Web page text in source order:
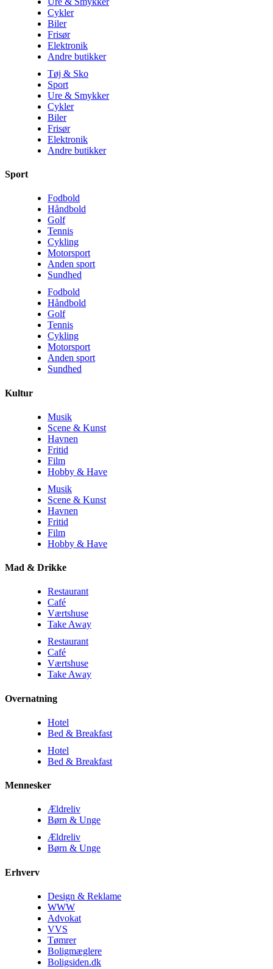
Cykler
Biler
Frisør
Elektronik
Andre butikker
Tøj & Sko
Sport
Ure & Smykker
Cykler
Biler
Frisør
Elektronik
Andre butikker
Sport
Fodbold
Håndbold
Golf
Tennis
Cykling
Motorsport
Anden sport
Sundhed
Fodbold
Håndbold
Golf
Tennis
Cykling
Motorsport
Anden sport
Sundhed
Kultur
Musik
Scene & Kunst
Havnen
Fritid
Film
Hobby & Have
Musik
Scene & Kunst
Havnen
Fritid
Film
Hobby & Have
Mad & Drikke
Restaurant
Café
Værtshuse
Take Away
Restaurant
Café
Værtshuse
Take Away
Overnatning
Hotel
Bed & Breakfast
Hotel
Bed & Breakfast
Mennesker
Ældreliv
Børn & Unge
Ældreliv
Børn & Unge
Erhverv
Design & Reklame
WWW
Advokat
VVS
Tømrer
Boligmæglere
Boligsiden.dk